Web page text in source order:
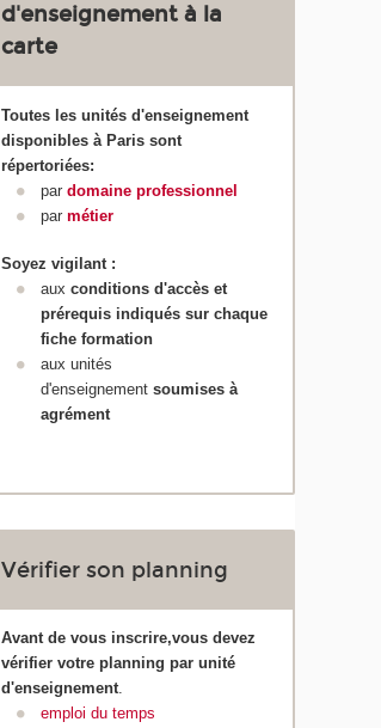
d'enseignement à la
carte
Toutes les unités d'enseignement
disponibles à Paris sont
répertoriées:
par domaine professionnel
par métier
Soyez vigilant :
aux conditions d'accès et
prérequis indiqués sur chaque
fiche formation
aux unités
d'enseignementsoumises à
agrément
Vérifier son planning
Avant de vous inscrire,vous devez
vérifier votre planning par unité
d'enseignement.
emploi du temps